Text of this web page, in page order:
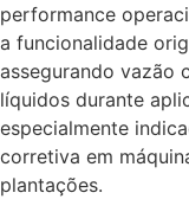
performance
a funcionalidade
assegurando vazão
líquidos durante
especialmente
corretiva em
plantações.